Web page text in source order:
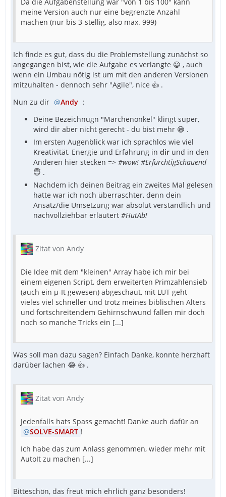
meine Version auch nur eine begrenzte Anzahl
machen (nur bis 3-stellig, also max. 999)
Ich finde es gut, dass du die Problemstellung zunächst so
angegangen bist, wie die Aufgabe es verlangte 😀 , auch
wenn ein Umbau nötig ist um mit den anderen Versionen
mitzuhalten - dennoch sehr "Agile", nice 👍 .
Nun zu dir
Andy :
Deine Bezeichnugn "Märchenonkel" klingt super,
wird dir aber nicht gerecht - du bist mehr 😁 .
Im ersten Augenblick war ich sprachlos wie viel
Kreativität, Energie und Erfahrung in dir und in den
Anderen hier stecken => #wow! #ErfürchtigSchauend
😇 .
Nachdem ich deinen Beitrag ein zweites Mal gelesen
hatte war ich noch überraschter, denn dein
Ansatz/die Umsetzung war absolut verständlich und
nachvollziehbar erläutert #HutAb!
Zitat von Andy
Die Idee mit dem "kleinen" Array habe ich mir bei
einem eigenen Script, dem erweiterten Primzahlensieb
(auch ein µ-It gewesen) abgeschaut, mit LUT geht
vieles viel schneller und trotz meines biblischen Alters
und fortschreitendem Gehirnschwund fallen mir doch
noch so manche Tricks ein [...]
Was soll man dazu sagen? Einfach Danke, konnte herzhaft
darüber lachen 😂 👍 .
Zitat von Andy
Jedenfalls hats Spass gemacht! Danke auch dafür an
SOLVE-SMART !
Ich habe das zum Anlass genommen, wieder mehr mit
AutoIt zu machen [...]
Bitteschön, das freut mich ehrlich ganz besonders!